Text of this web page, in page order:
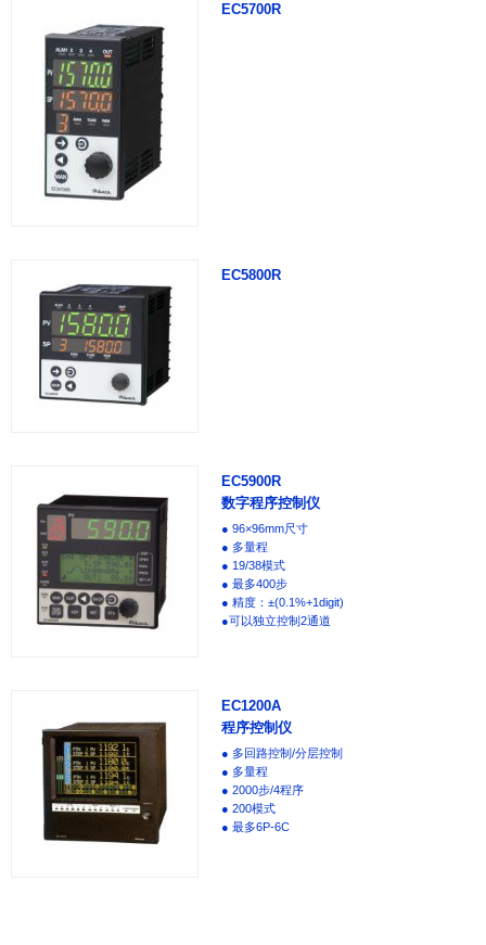
EC5700R
EC5800R
EC5900R
数字程序控制仪
● 96×96mm尺寸
● 多量程
● 19/38模式
● 最多400步
● 精度：±(0.1%+1digit)
●可以独立控制2通道
EC1200A
程序控制仪
● 多回路控制/分层控制
● 多量程
● 2000步/4程序
● 200模式
● 最多6P-6C